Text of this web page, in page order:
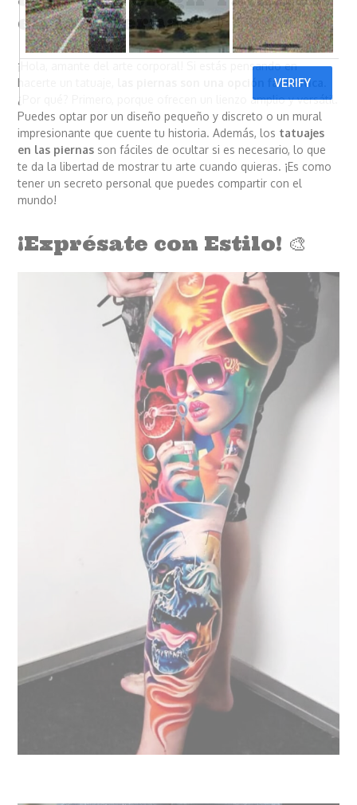
en las Piernas? 🦵
tatuajes
¡Hola, amante del arte corporal! Si estás pensando en
hacerte un tatuaje,
las piernas son una opción fantástica
¿Por qué? Primero, porque ofrecen un lienzo amplio y versátil.
Puedes optar por un diseño pequeño y discreto o un mural
impresionante que cuente tu historia. Además, los tatuajes
en las piernas son fáciles de ocultar si es necesario, lo que
te da la libertad de mostrar tu arte cuando quieras. ¡Es como
tener un secreto personal que puedes compartir con el
mundo!
¡Exprésate con Estilo! 🎨